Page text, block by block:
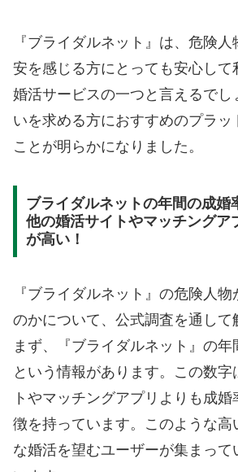
『ブライダルネット』は、危険
安を感じる方にとっても安心して
婚活サービスの一つと言えるでし
いを求める方におすすめのプラッ
ことが明らかになりました。
ブライダルネットの年間の成婚
他の婚活サイトやマッチングア
が高い！
『ブライダルネット』の危険人
のかについて、公式調査を通して
まず、『ブライダルネット』の年
という情報があります。この数字
トやマッチングアプリよりも成
徴を持っています。このような高
な婚活を望むユーザーが集まって